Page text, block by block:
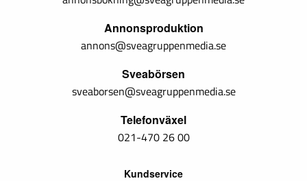
Annonsproduktion
annons@sveagruppenmedia.se
Sveabörsen
sveaborsen@sveagruppenmedia.se
Telefonväxel
021-470 26 00
Kundservice